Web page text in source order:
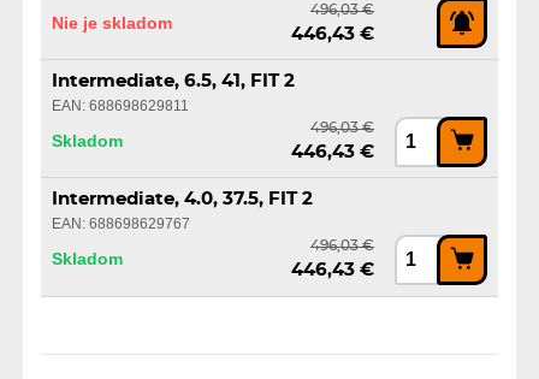
Nie je skladom
496,03 €
446,43 €
Intermediate, 6.5, 41, FIT 2
EAN: 688698629811
Skladom
496,03 €
446,43 €
Intermediate, 4.0, 37.5, FIT 2
EAN: 688698629767
Skladom
496,03 €
446,43 €